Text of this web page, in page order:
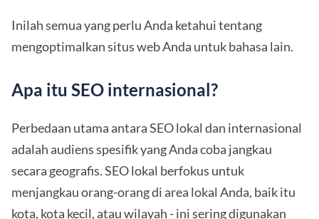
Inilah semua yang perlu Anda ketahui tentang
mengoptimalkan situs web Anda untuk bahasa lain.
Apa itu SEO internasional?
Perbedaan utama antara SEO lokal dan internasional
adalah audiens spesifik yang Anda coba jangkau
secara geografis. SEO lokal berfokus untuk
menjangkau orang-orang di area lokal Anda, baik itu
kota, kota kecil, atau wilayah - ini sering digunakan